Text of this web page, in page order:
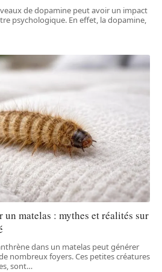
de dopamine peut avoir un impact
psychologique. En effet, la dopamine,
un matelas : mythes et réalités sur
dans un matelas peut générer
nombreux foyers. Ces petites créatures
sont…